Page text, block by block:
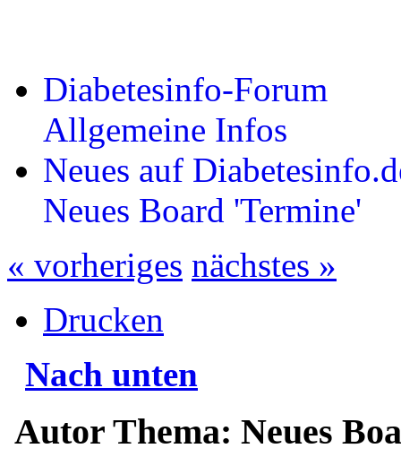
Diabetesinfo-Forum
Allgemeine Infos
Neues auf
Neues Board 'Termine'
« vorheriges nächstes »
Drucken
Nach unten
Autor Thema: Neues